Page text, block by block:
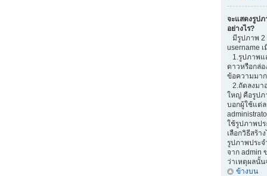
จะแสดงรูป
อย่างไร?
มีรูปภาพ 2
username
1.รูปภาพแ
ดาวหรือกล่
ข้อความมา
2.ถัดลงมา
ใหญ่ คือรูปภ
บอกผู้ใช้แต่
ใช้รูปภาพป
เลือกวิธีสร้า
รูปภาพประ
จาก admin
ว่าเหตุผลนั้
ข้างบน